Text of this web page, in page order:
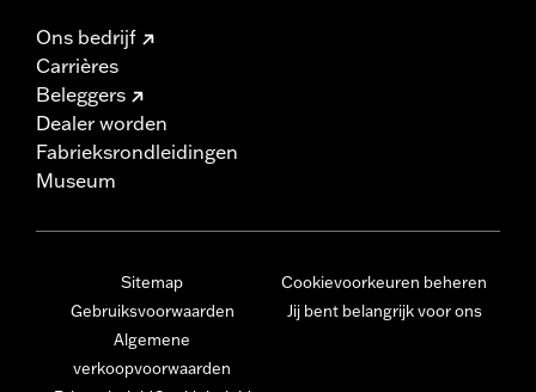
Ons bedrijf
Carrières
Beleggers
Dealer worden
Fabrieksrondleidingen
Museum
Sitemap
Gebruiksvoorwaarden
Algemene
verkoopvoorwaarden
Cookievoorkeuren beheren
Jij bent belangrijk voor ons